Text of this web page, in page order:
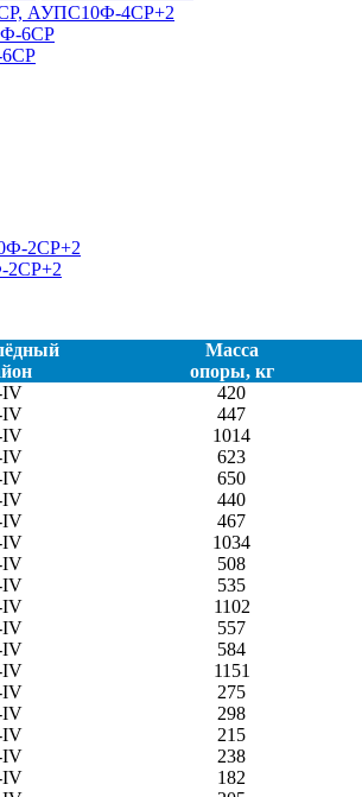
АУПС10Ф-4СР+2
2СР+2
Масса
опоры, кг
420
447
1014
623
650
440
467
1034
508
535
1102
557
584
1151
275
298
215
238
182